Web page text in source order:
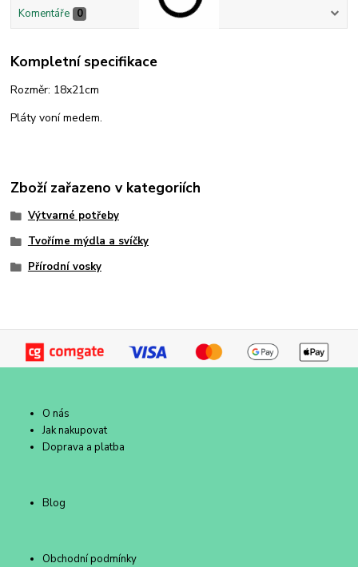
Komentáře 0
Kompletní specifikace
Rozměr: 18x21cm
Pláty voní medem.
Zboží zařazeno v kategoriích
Výtvarné potřeby
Tvoříme mýdla a svíčky
Přírodní vosky
O nás
Jak nakupovat
Doprava a platba
Blog
Obchodní podmínky